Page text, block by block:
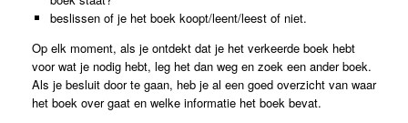
beslissen of je het boek koopt/leent/leest of niet.
Op elk moment, als je ontdekt dat je het verkeerde boek hebt
voor wat je nodig hebt, leg het dan weg en zoek een ander boek.
Als je besluit door te gaan, heb je al een goed overzicht van waar
het boek over gaat en welke informatie het boek bevat.